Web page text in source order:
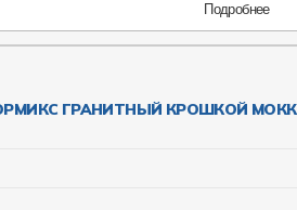
Подробнее
ГРАНИТНЫЙ КРОШКОЙ